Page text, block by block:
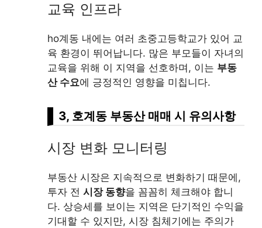
교육 인프라
ho계동 내에는 여러 초중고등학교가 있어 교
육 환경이 뛰어납니다. 많은 부모들이 자녀의
교육을 위해 이 지역을 선호하며, 이는 부동
산 수요에 긍정적인 영향을 미칩니다.
3, 호계동 부동산 매매 시 유의사항
시장 변화 모니터링
부동산 시장은 지속적으로 변화하기 때문에,
투자 전 시장 동향을 꼼꼼히 체크해야 합니
다. 상승세를 보이는 지역은 단기적인 수익을
기대할 수 있지만, 시장 침체기에는 주의가